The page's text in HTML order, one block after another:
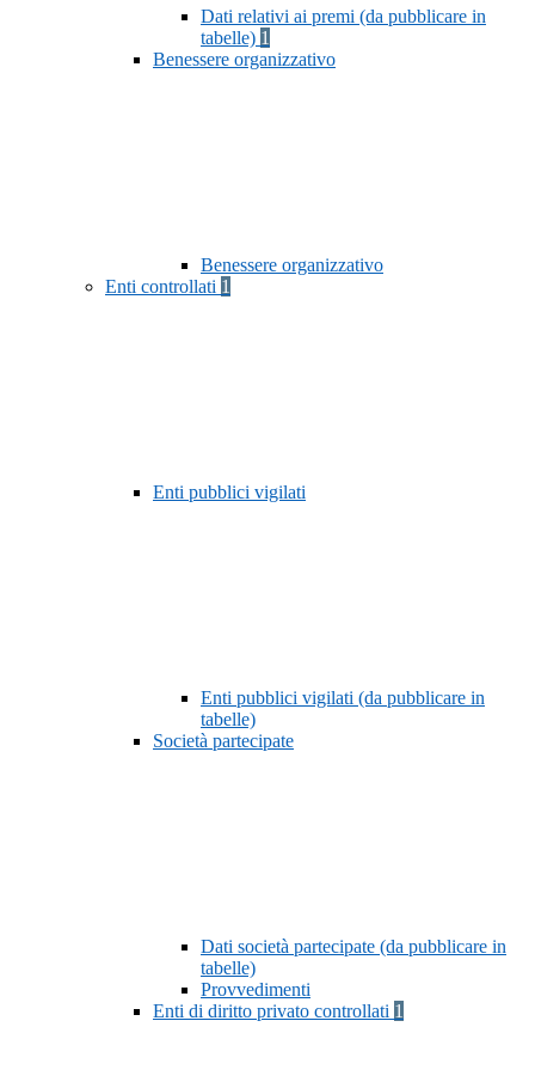
Dati relativi ai premi (da pubblicare in
tabelle) 1
Benessere organizzativo
Benessere organizzativo
Enti controllati 1
Enti pubblici vigilati
Enti pubblici vigilati (da pubblicare in
tabelle)
Società partecipate
Dati società partecipate (da pubblicare in
tabelle)
Provvedimenti
Enti di diritto privato controllati 1